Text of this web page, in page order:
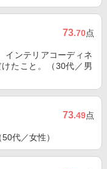
73.70点
インテリアコーディネ
たこと。（30代／男
73.49点
代／女性）